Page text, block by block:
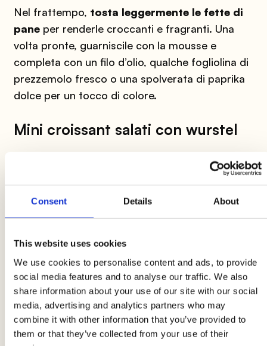
Consent Details About
This website uses cookies
We use cookies to personalise content and ads, to provide
social media features and to analyse our traffic. We also
share information about your use of our site with our social
media, advertising and analytics partners who may
combine it with other information that you’ve provided to
them or that they’ve collected from your use of their
Nel frattempo, tosta leggermente le fette di
paneper renderle croccanti e fragranti. Una
volta pronte, guarniscile con la mousse e
completa con un filo d’olio, qualche fogliolina di
prezzemolo fresco o una spolverata di paprika
dolce per un tocco di colore.
Mini croissant salati con wurstel
Un’altra idea gustosa, che conquista anche i più
. Ottimi
aperitivo informale, si adattano davvero a ogni
Per realizzarli, basta utilizzare un rotolo di pasta
sfoglia già pronta, tagliato a triangoli regolari.
Alla base di ogni triangolo si aggiunge un
pezzetto diwurstel, quindi, si arrotola la
sfoglia verso la punta per ottenere la
caratteristica forma del croissant.